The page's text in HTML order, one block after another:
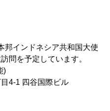
インドネシア共和国大使
問を予定しています。
)
4-1 四谷国際ビル